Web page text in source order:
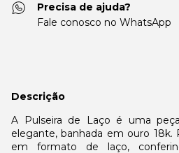
Precisa de ajuda?
Fale conosco no WhatsApp
Descrição
A Pulseira de Laço é uma
elegante, banhada em ouro 18k.
em formato de laço,